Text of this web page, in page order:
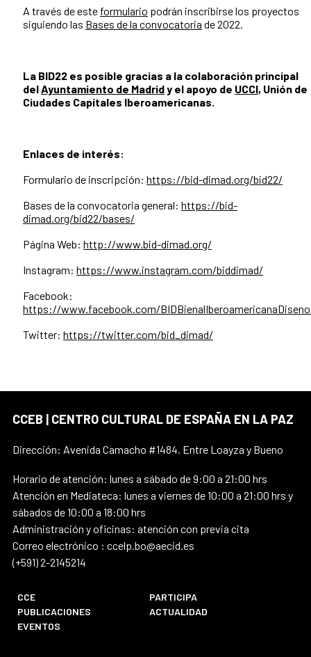
A través de este formulario podrán inscribirse los proyectos
siguiendo las Bases de la convocatoria de 2022.
La BID22 es posible gracias a la colaboración principal
delAyuntamiento de Madridy el apoyo de UCCI, Unión de
Ciudades Capitales Iberoamericanas.
Enlaces de interés:
Formulario de inscripción: https://bid-dimad.org/bid22/
Bases de la convocatoria general: https://bid-
dimad.org/bid22/bases/
Página Web: http://www.bid-dimad.org/
Instagram: https://www.instagram.com/biddimad/
Facebook:
https://www.facebook.com/
Twitter: https://twitter.com/bid_dimad/
CCEB | CENTRO CULTURAL DE ESPAÑA EN LA PAZ
Dirección: Avenida Camacho #1484. Entre Loayza y Bueno
Horario de atención: lunes a sábado de 9:00 a 21:00 hrs
Atención en Mediateca: lunes a viernes de 10:00 a 21:00 hrs y
sábados de 10:00 a 18:00 hrs
Administración y oficinas: atención con previa cita
Correo electrónico : ccelp.bo@aecid.es
(+591) 2-2145214
CCE
PARTICIPA
PUBLICACIONES
ACTUALIDAD
EVENTOS